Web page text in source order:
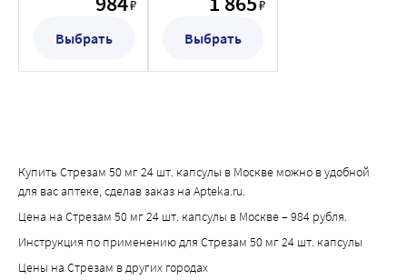
₽
Выбрать
₽
Выбрать
Купить Стрезам 50 мг 24 шт. капсулы в Москве можно в удобной
для вас аптеке, сделав заказ на Apteka.ru.
Цена на Стрезам 50 мг 24 шт. капсулы в Москве – 984 рубля.
Инструкция по применению для Стрезам 50 мг 24 шт. капсулы
Цены на Стрезам в других городах